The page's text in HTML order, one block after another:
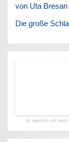
von Uta Bresan
Die große
by agenzia siti web